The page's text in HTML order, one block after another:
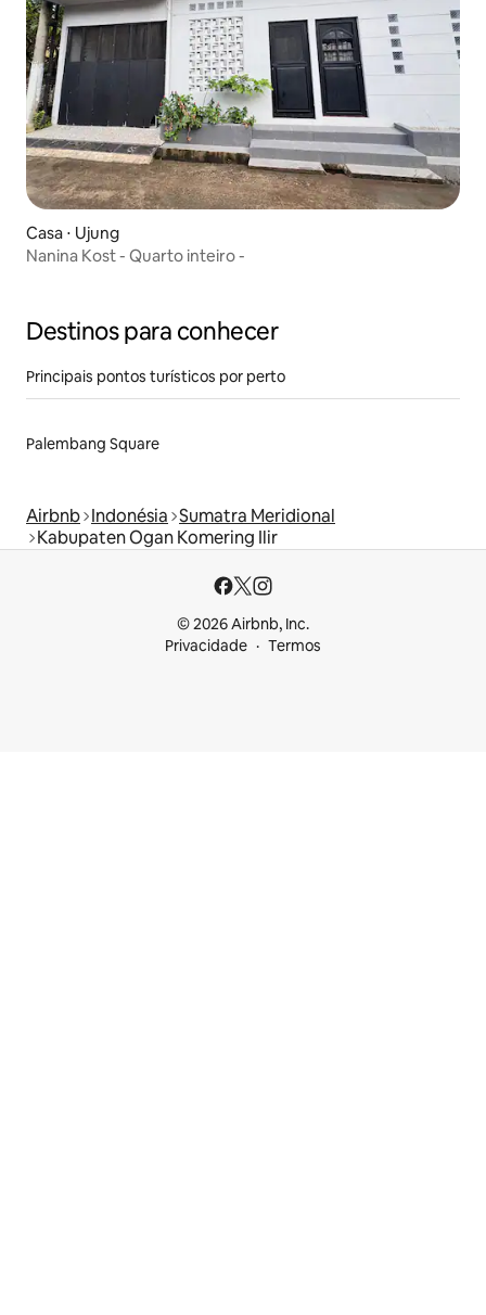
Casa ⋅ Ujung
Nanina Kost - Quarto inteiro -
Destinos para conhecer
Principais pontos turísticos por perto
Palembang Square
Airbnb Indonésia Sumatra Meridional
Kabupaten Ogan Komering Ilir
© 2026 Airbnb, Inc.
Privacidade
Termos